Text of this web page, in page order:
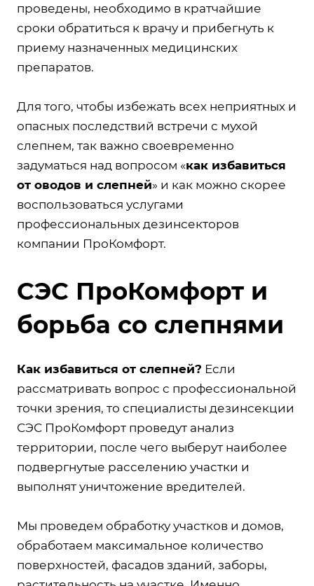
проведены, необходимо в кратчайшие
сроки обратиться к врачу и прибегнуть к
приему назначенных медицинских
препаратов.
Для того, чтобы избежать всех неприятных и
опасных последствий встречи с мухой
слепнем, так важно своевременно
задуматься над вопросом «как избавиться
от оводов и слепней» и как можно скорее
воспользоваться услугами
профессиональных дезинсекторов
компании ПроКомфорт.
СЭС ПроКомфорт и
борьба со слепнями
Как избавиться от слепней? Если
рассматривать вопрос с профессиональной
точки зрения, то специалисты дезинсекции
СЭС ПроКомфорт проведут анализ
территории, после чего выберут наиболее
подвергнутые расселению участки и
выполнят уничтожение вредителей.
Мы проведем обработку участков и домов,
обработаем максимальное количество
поверхностей, фасадов зданий, заборы,